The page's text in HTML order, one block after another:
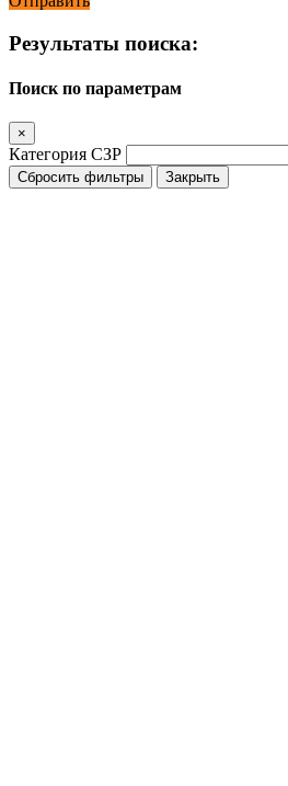
Результаты поиска:
Поиск по параметрам
×
Категория СЗР
Сбросить фильтры Закрыть